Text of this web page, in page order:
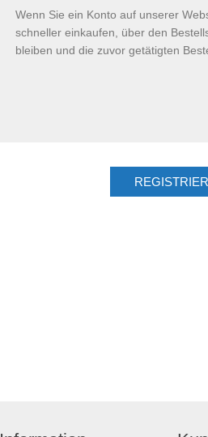
Wenn Sie ein Konto auf unserer
schneller einkaufen, über den
bleiben und die zuvor getätigten